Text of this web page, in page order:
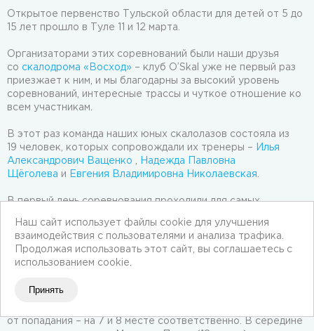
Открытое первенство Тульской области для детей от 5 до
15 лет прошло в Туле 11 и 12 марта.
Организаторами этих соревнований были наши друзья
со скалодрома «Восход» – клуб O’Skal уже не первый раз
приезжает к ним, и мы благодарны за высокий уровень
соревнований, интересные трассы и чуткое отношение ко
всем участникам.
В этот раз команда наших юных скалолазов состояла из
19 человек, которых сопровождали их тренеры –
Илья
Александрович Ващенко
Надежда Павловна
Щёголева и Евгения Владимировна Николаевская
В первый день соревнования проходили для самых
этап. Нашим спортсменам чуть-чуть не хватило до
призовых мест: Акулов Герасим стал четвёртым, а
Поджигант Леона – пятой.
Следом за ними соревновались дети 2014-2015 г.р. У них,
успешно прошёл Кочетков Иван со вторым местом.
от попадания – на 7 и 8 месте соответственно. В середине
Наш сайт использует файлы cookie для улучшения
взаимодействия с пользователями и анализа трафика.
Продолжая использовать этот сайт, вы соглашаетесь с
использованием cookie.
Принять